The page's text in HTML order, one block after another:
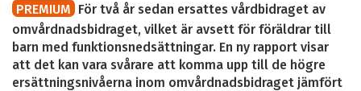
PREMIUM För två år sedan ersattes vårdbidraget av
omvårdnadsbidraget, vilket är avsett för föräldrar till
barn med funktionsnedsättningar. En ny rapport visar
att det kan vara svårare att komma upp till de högre
ersättningsnivåerna inom omvårdnadsbidraget jämfört